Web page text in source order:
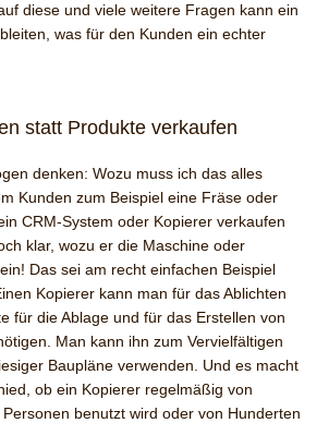
diese und viele weitere Fragen kann ein
was für den Kunden ein echter
statt Produkte verkaufen
denken: Wozu muss ich das alles
Kunden zum Beispiel eine Fräse oder
CRM-System oder Kopierer verkaufen
klar, wozu er die Maschine oder
Das sei am recht einfachen Beispiel
Kopierer kann man für das Ablichten
für die Ablage und für das Erstellen von
Man kann ihn zum Vervielfältigen
Baupläne verwenden. Und es macht
ob ein Kopierer regelmäßig von
benutzt wird oder von Hunderten